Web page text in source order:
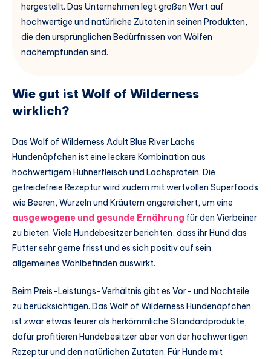
hergestellt. Das Unternehmen legt großen Wert auf
hochwertige und natürliche Zutaten in seinen Produkten,
die den ursprünglichen Bedürfnissen von Wölfen
nachempfunden sind.
Wie gut ist Wolf of Wilderness
wirklich?
Das Wolf of Wilderness Adult Blue River Lachs
Hundenäpfchen ist eine leckere Kombination aus
hochwertigem Hühnerfleisch und Lachsprotein. Die
getreidefreie Rezeptur wird zudem mit wertvollen Superfoods
wie Beeren, Wurzeln und Kräutern angereichert, um eine
ausgewogene und gesunde Ernährung für den Vierbeiner
zu bieten. Viele Hundebesitzer berichten, dass ihr Hund das
Futter sehr gerne frisst und es sich positiv auf sein
allgemeines Wohlbefinden auswirkt.
Beim Preis-Leistungs-Verhältnis gibt es Vor- und Nachteile
zu berücksichtigen. Das Wolf of Wilderness Hundenäpfchen
ist zwar etwas teurer als herkömmliche Standardprodukte,
dafür profitieren Hundebesitzer aber von der hochwertigen
Rezeptur und den natürlichen Zutaten. Für Hunde mit